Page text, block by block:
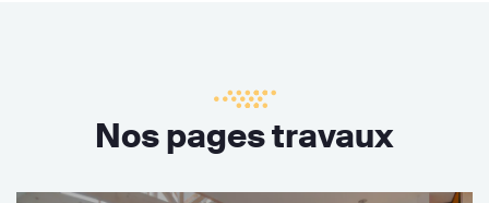
Nos pages travaux